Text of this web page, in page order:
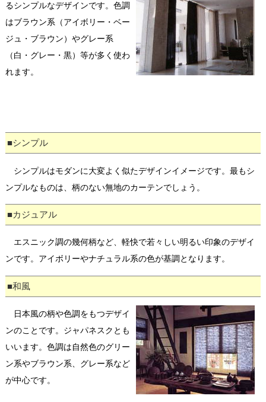
るシンプルなデザインです。色調
はブラウン系（アイボリー・ベー
ジュ・ブラウン）やグレー系
（白・グレー・黒）等が多く使わ
れます。
■シンプル
シンプルはモダンに大変よく似たデザインイメージです。最もシ
ンプルなものは、柄のない無地のカーテンでしょう。
■カジュアル
エスニック調の幾何柄など、軽快で若々しい明るい印象のデザイ
ンです。アイボリーやナチュラル系の色が基調となります。
■和風
日本風の柄や色調をもつデザイ
ンのことです。ジャパネスクとも
いいます。色調は自然色のグリー
ン系やブラウン系、グレー系など
が中心です。